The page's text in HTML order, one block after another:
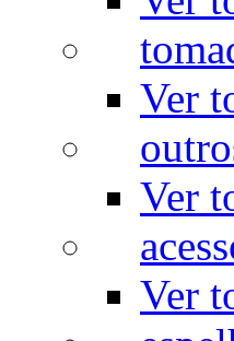
Ver
Ver
Ver